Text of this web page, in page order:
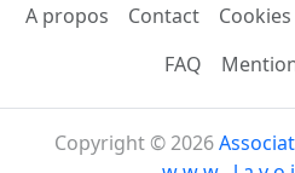
A propos Contact Cookies
FAQ
Copyright © 2026